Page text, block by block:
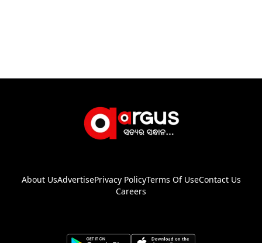
About UsAdvertisePrivacy PolicyTerms Of UseContact Us
Careers